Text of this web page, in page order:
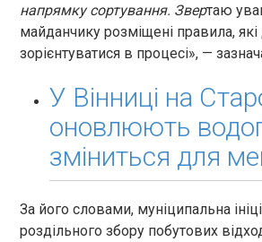
напрямку сортування. Звертаю
майданчику розміщені правила,
зорієнтуватися в процесі», —
У Вінниці на
оновлюють
зміниться для
За його словами, муніципальна
роздільного збору побутових